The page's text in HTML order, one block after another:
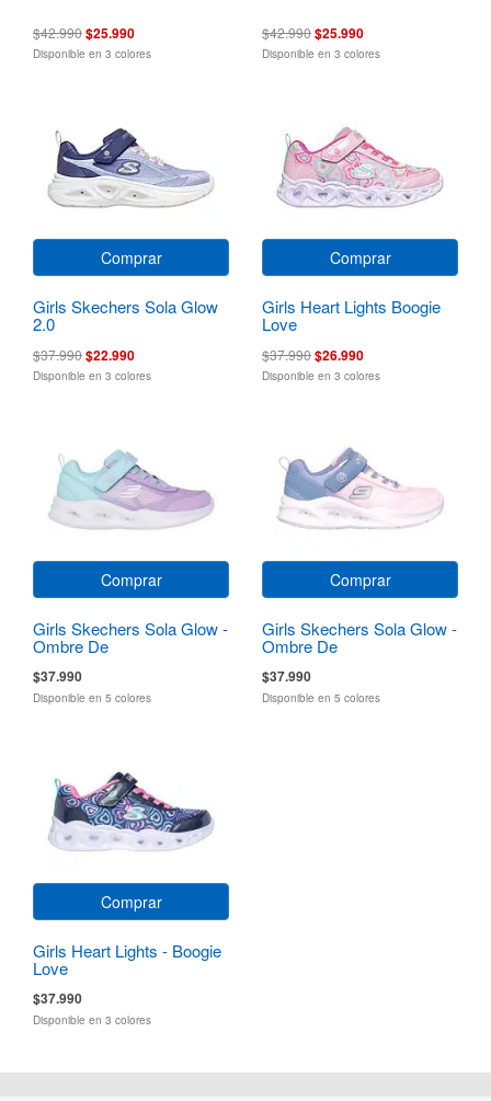
$42.990$25.990
Disponible en 3 colores
$42.990$25.990
Disponible en 3 colores
Comprar
Girls Skechers Sola Glow
2.0
$37.990$22.990
Disponible en 3 colores
Comprar
Girls Heart Lights Boogie
Love
$37.990$26.990
Disponible en 3 colores
Comprar
Girls Skechers Sola Glow -
Ombre De
$37.990
Disponible en 5 colores
Comprar
Girls Skechers Sola Glow -
Ombre De
$37.990
Disponible en 5 colores
Comprar
Girls Heart Lights - Boogie
Love
$37.990
Disponible en 3 colores